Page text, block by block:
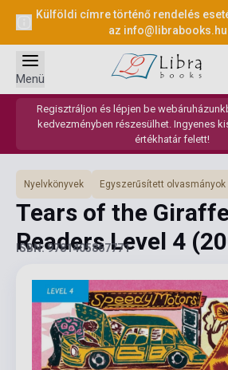
Külföldi címre történő rendelés
az info@librabooks.hu
Regisztráljon és lépjen be
kedvezményben részesülhet. Ingyenes
értékhatár felett!
Menü
Nyelvkönyvek Egyszerűsített olvasmányok
Tears of the
Readers Level 4
ISBN: 9781405867771